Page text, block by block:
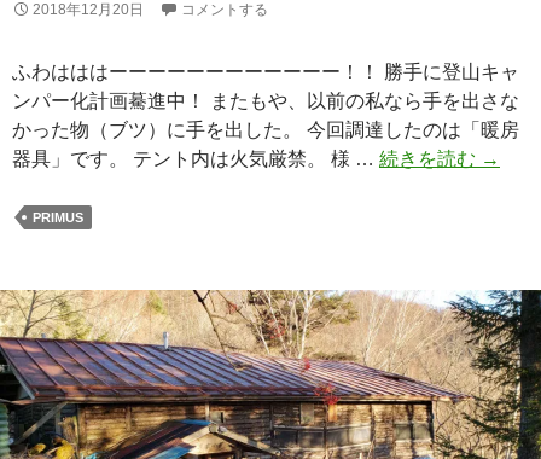
2018年12月20日 コメントする
ふわはははーーーーーーーーーーーー！！ 勝手に登山キャ
ンパー化計画驀進中！ またもや、以前の私なら手を出さな
かった物（ブツ）に手を出した。 今回調達したのは「暖房
器具」です。 テント内は火気厳禁。 様 … 続きを読む プ
541
マ
イ
ク
ロ
ン
→
PRIMUS